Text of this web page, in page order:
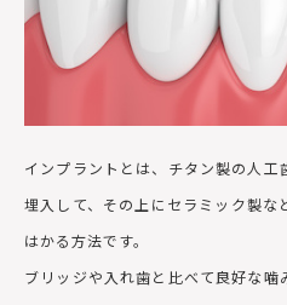
インプラントとは、チタン製の人工
埋入して、その上にセラミック製な
はかる方法です。
ブリッジや入れ歯と比べて良好な